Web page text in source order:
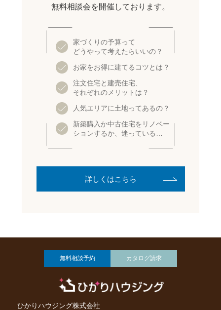
無料相談会を開催しております。
家づくりの予算って
どうやって考えたらいいの？
お家をお得に建てるコツとは？
注文住宅と建売住宅、
それぞれのメリットは？
人気エリアに土地ってあるの？
新築購入か中古住宅をリノベー
ションするか、迷っている…
詳しくはこちら
ひかりハウジング株式会社
無料相談予約 カタログ請求